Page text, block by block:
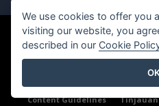
©2026 by Visual Paradigm. Semua
undang.
Content Guidelines
Tinjauan
We use cookies to offer you
visiting our website, you
described in our Cookie